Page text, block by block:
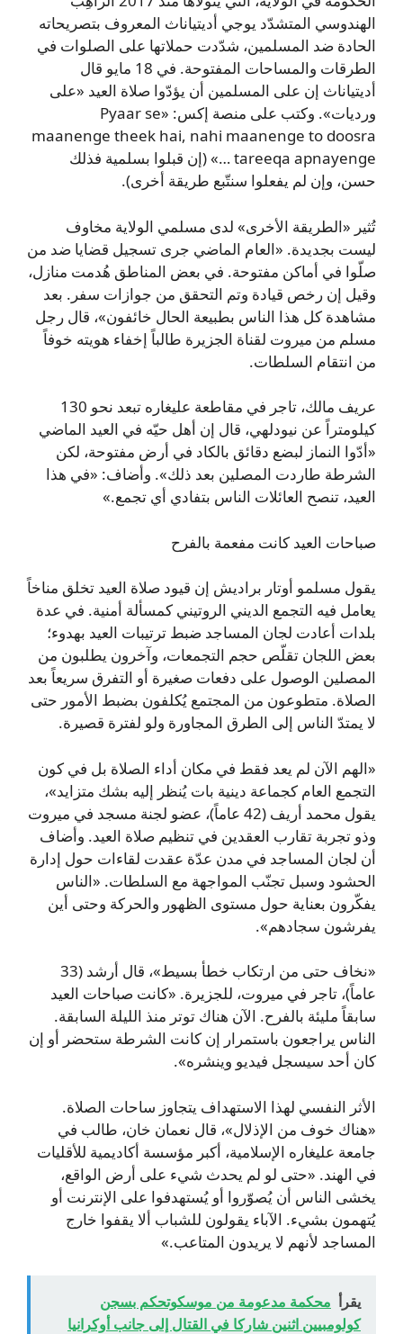
الهندوسي المتشدّد يوجي أديتياناث المعروف بتصريحاته
الحادة ضد المسلمين، شدّدت حملاتها على الصلوات في
الطرقات والمساحات المفتوحة. في 18 مايو قال
أديتياناث إن على المسلمين أن يؤدّوا صلاة العيد «على
ورديات». وكتب على منصة إكس: «Pyaar se
maanenge theek hai, nahi maanenge to doosra
tareeqa apnayenge …» (إن قبلوا بسلمية فذلك
حسن، وإن لم يفعلوا سنتّبع طريقة أخرى).
تُثير «الطريقة الأخرى» لدى مسلمي الولاية مخاوف
ليست بجديدة. «العام الماضي جرى تسجيل قضايا ضد من
صلّوا في أماكن مفتوحة. في بعض المناطق هُدمت منازل،
وقيل إن رخص قيادة وتم التحقق من جوازات سفر. بعد
مشاهدة كل هذا الناس بطبيعة الحال خائفون»، قال رجل
مسلم من ميروت لقناة الجزيرة طالباً إخفاء هويته خوفاً
من انتقام السلطات.
عريف مالك، تاجر في مقاطعة عليغاره تبعد نحو 130
كيلومتراً عن نيودلهي، قال إن أهل حيّه في العيد الماضي
«أدّوا النماز لبضع دقائق بالكاد في أرض مفتوحة، لكن
الشرطة طاردت المصلين بعد ذلك». وأضاف: «في هذا
العيد، تنصح العائلات الناس بتفادي أي تجمع.»
صباحات العيد كانت مفعمة بالفرح
يقول مسلمو أوتار براديش إن قيود صلاة العيد تخلق مناخاً
يعامل فيه التجمع الديني الروتيني كمسألة أمنية. في عدة
بلدات أعادت لجان المساجد ضبط ترتيبات العيد بهدوء؛
بعض اللجان تقلّص حجم التجمعات، وآخرون يطلبون من
المصلين الوصول على دفعات صغيرة أو التفرق سريعاً بعد
الصلاة. متطوعون من المجتمع يُكلفون بضبط الأمور حتى
لا يمتدّ الناس إلى الطرق المجاورة ولو لفترة قصيرة.
«الهم الآن لم يعد فقط في مكان أداء الصلاة بل في كون
التجمع العام كجماعة دينية بات يُنظر إليه بشك متزايد»،
يقول محمد أريف (42 عاماً)، عضو لجنة مسجد في ميروت
وذو تجربة تقارب العقدين في تنظيم صلاة العيد. وأضاف
أن لجان المساجد في مدن عدّة عقدت لقاءات حول إدارة
الحشود وسبل تجنّب المواجهة مع السلطات. «الناس
يفكّرون بعناية حول مستوى الظهور والحركة وحتى أين
يفرشون سجادهم».
«نخاف حتى من ارتكاب خطأ بسيط»، قال أرشد (33
عاماً)، تاجر في ميروت، للجزيرة. «كانت صباحات العيد
سابقاً مليئة بالفرح. الآن هناك توتر منذ الليلة السابقة.
الناس يراجعون باستمرار إن كانت الشرطة ستحضر أو إن
كان أحد سيسجل فيديو وينشره».
الأثر النفسي لهذا الاستهداف يتجاوز ساحات الصلاة.
«هناك خوف من الإذلال»، قال نعمان خان، طالب في
جامعة عليغاره الإسلامية، أكبر مؤسسة أكاديمية للأقليات
في الهند. «حتى لو لم يحدث شيء على أرض الواقع،
يخشى الناس أن يُصوّروا أو يُستهدفوا على الإنترنت أو
يُتهمون بشيء. الآباء يقولون للشباب ألا يقفوا خارج
المساجد لأنهم لا يريدون المتاعب.»
يقرأ محكمة مدعومة من موسكوتحكم بسجن
كولومبيين اثنين شاركا في القتال إلى جانب أوكرانيا